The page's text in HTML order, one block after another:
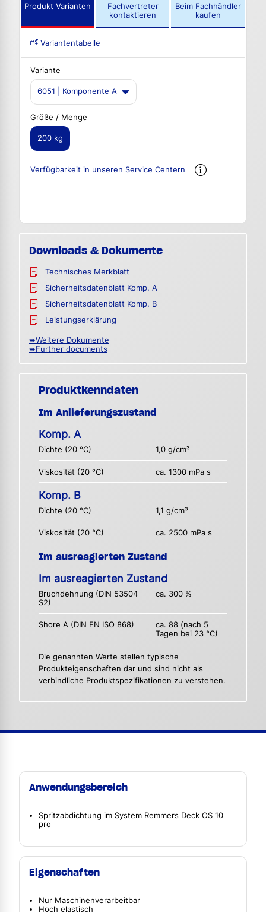
Produkt Varianten
Fachvertreter
kontaktieren
Beim Fachhändler
kaufen
Variantentabelle
Variante
6051 | Komponente A
Größe / Menge
200 kg
Verfügbarkeit in unseren Service Centern
Downloads & Dokumente
Technisches Merkblatt
Sicherheitsdatenblatt Komp. A
Sicherheitsdatenblatt Komp. B
Leistungserklärung
➥Weitere Dokumente
➥Further documents
Produktkenndaten
Im Anlieferungszustand
Komp. A
Dichte (20 °C) 1,0 g/cm³
Viskosität (20 °C) ca. 1300 mPa s
Komp. B
Dichte (20 °C) 1,1 g/cm³
Viskosität (20 °C) ca. 2500 mPa s
Im ausreagierten Zustand
Im ausreagierten Zustand
Bruchdehnung (DIN 53504
S2)
ca. 300 %
Shore A (DIN EN ISO 868)
ca. 88 (nach 5
Tagen bei 23 °C)
Die genannten Werte stellen typische
Produkteigenschaften dar und sind nicht als
verbindliche Produktspezifikationen zu verstehen.
Anwendungsbereich
Spritzabdichtung im System Remmers Deck OS 10
pro
Eigenschaften
Nur Maschinenverarbeitbar
Hoch elastisch